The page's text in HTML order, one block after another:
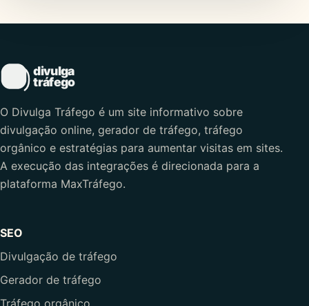
O Divulga Tráfego é um site informativo sobre
divulgação online, gerador de tráfego, tráfego
orgânico e estratégias para aumentar visitas em sites.
A execução das integrações é direcionada para a
plataforma MaxTráfego.
SEO
Divulgação de tráfego
Gerador de tráfego